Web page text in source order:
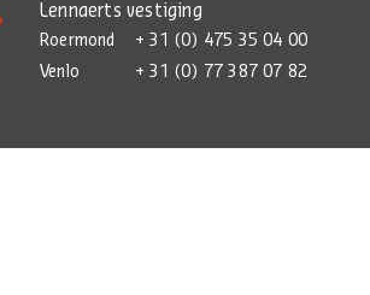
Lennaerts vestiging
Roermond
+ 31 (0) 475 35 04 00
Venlo
+ 31 (0) 77 387 07 82